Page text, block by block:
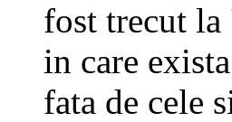
fost trecut
in care
fata de cele